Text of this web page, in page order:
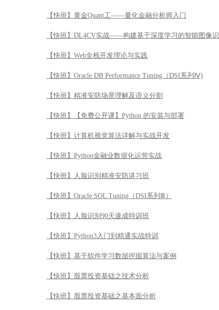
【快班】黄金Quant工——量化金融分析师入门
【快班】DL4CV实战——构建基于深度学习的智能图像
【快班】Web全栈开发理论与实践
【快班】Oracle DB Performance Tuning（DSI系列Ⅳ)
【快班】精准安防场景理解及语义分割
【快班】【免费公开课】Python 的安装与部署
【快班】计算机视觉算法详解与实战开发
【快班】Python金融业数据化运营实战
【快班】人脸识别精准安防讲习班
【快班】Oracle SQL Tuning（DSI系列Ⅲ）
【快班】人脸识别90天速成特训班
【快班】Python3入门到精通实战特训
【快班】基于软件学习数据挖掘算法与案例
【快班】股票投资基础之技术分析
【快班】股票投资基础之基本面分析